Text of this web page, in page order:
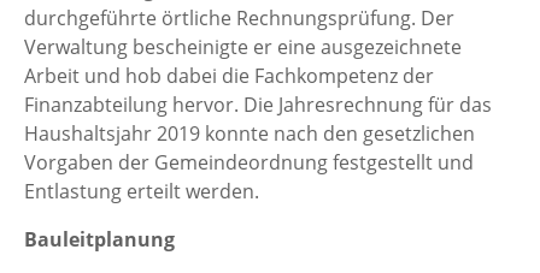
durchgeführte örtliche Rechnungsprüfung. Der
Verwaltung bescheinigte er eine ausgezeichnete
Arbeit und hob dabei die Fachkompetenz der
Finanzabteilung hervor. Die Jahresrechnung für das
Haushaltsjahr 2019 konnte nach den gesetzlichen
Vorgaben der Gemeindeordnung festgestellt und
Entlastung erteilt werden.
Bauleitplanung